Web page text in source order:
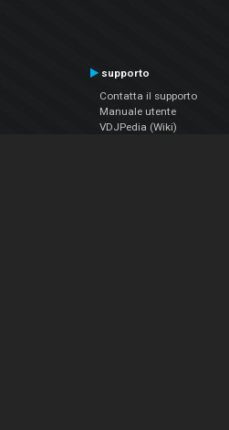
supporto
Contatta il supporto
Manuale utente
VDJPedia (Wiki)